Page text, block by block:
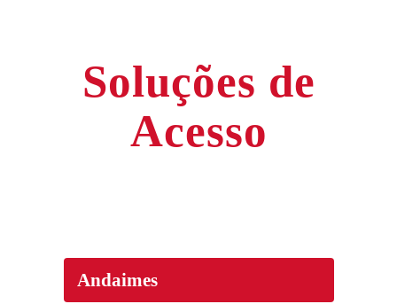
Soluções de
Acesso
Andaimes